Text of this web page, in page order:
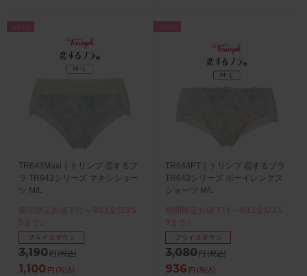
SALE
TR643Maxi｜トリンプ 恋するブ
ラ TR643シリーズ マキシショー
ツ M/L
期間限定お値下げ～9/11金)23:5
9まで♪
3,190円(税込)
プライスダウン
1,100 円 (税込)
SALE
TR643PT｜トリンプ 恋するブラ
TR643シリーズ ボーイレングス
ショーツ M/L
期間限定お値下げ～9/11金)23:5
9まで♪
3,080円(税込)
プライスダウン
936 円 (税込)